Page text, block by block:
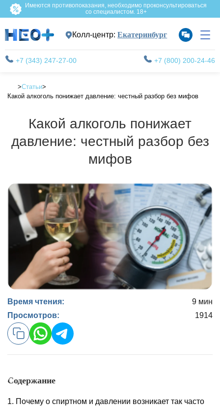
Имеются противопоказания, необходимо проконсультироваться
со специалистом. 18+
Колл-центр:Екатеринбург
+7 (343) 247-27-00 +7 (800) 200-24-46
Статьи
Какой алкоголь понижает давление: честный разбор без мифов
Какой алкоголь понижает
давление: честный разбор без
мифов
Время чтения:
9 мин
Просмотров:
1914
Содержание
Почему о спиртном и давлении возникает так часто